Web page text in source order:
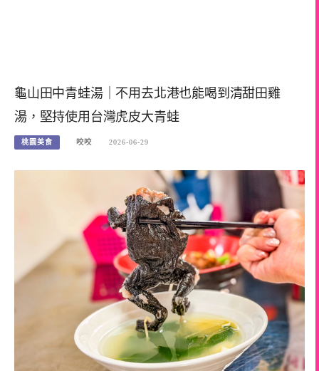
龜山田中青蛙湯｜不用去北港也能喝到清甜田雞
湯，堅持使用台灣虎皮大青蛙
桃園美食 咬咬 2026-06-29